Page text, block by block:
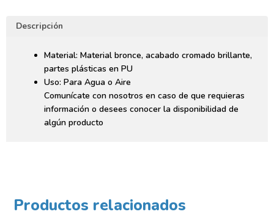
Descripción
Material: Material bronce, acabado cromado brillante,
partes plásticas en PU
Uso: Para Agua o Aire
Comunícate con nosotros en caso de que requieras
información o desees conocer la disponibilidad de
algún producto
Productos relacionados